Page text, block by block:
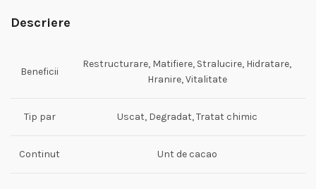
Descriere
Beneficii
Restructurare, Matifiere, Stralucire, Hidratare,
Hranire, Vitalitate
Tip par Uscat, Degradat, Tratat chimic
Continut Unt de cacao